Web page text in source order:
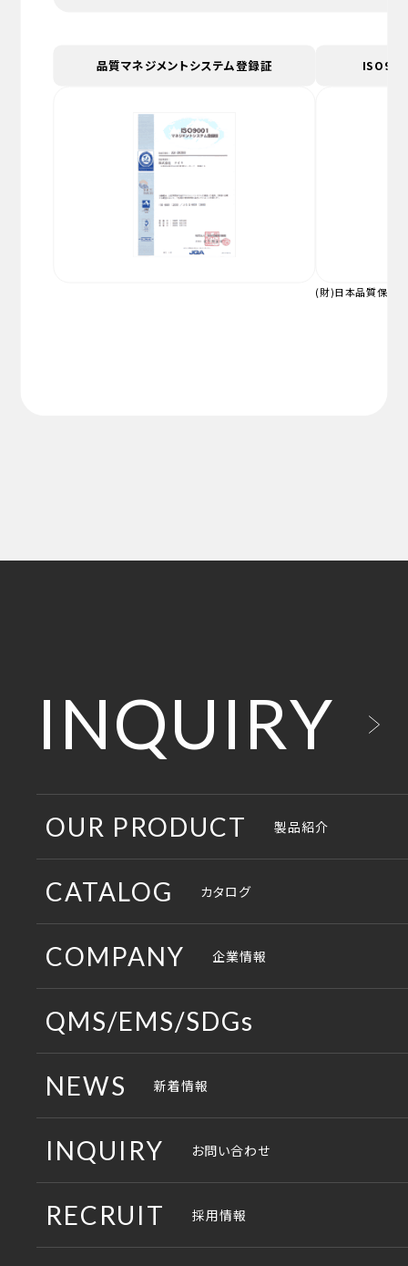
品質マネジメントシステム登録証
(財)日本品質保証
INQUIRY
OUR PRODUCT 製品紹介
ワークスペース
収納スペース
役員・応接スペース
ロビースペース
製造現場
CATALOG カタログ
総合カタログ
製品パンフレット
その他のパンフレット
COMPANY 企業情報
コンセプト
生産部門
販売部門
沿革
QMS/EMS/SDGs
QMS
SDGs
NEWS 新着情報
INQUIRY お問い合わせ
各事業所の地図
RECRUIT 採用情報